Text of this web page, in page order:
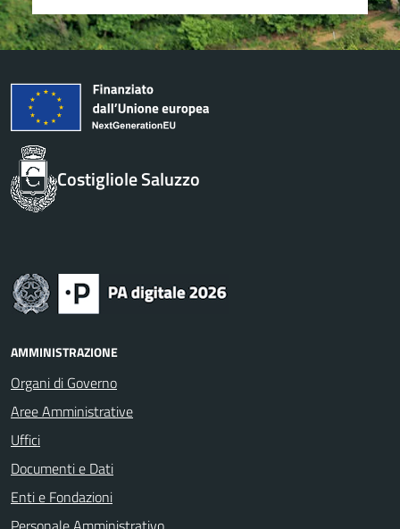
Costigliole Saluzzo
AMMINISTRAZIONE
Organi di Governo
Aree Amministrative
Uffici
Documenti e Dati
Enti e Fondazioni